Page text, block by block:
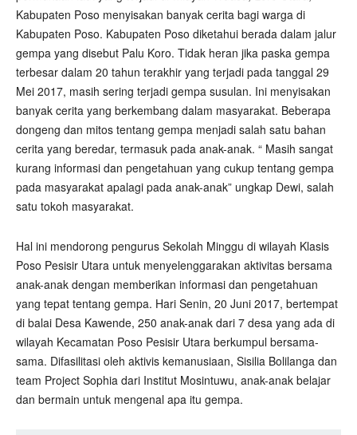
Kabupaten Poso menyisakan banyak cerita bagi warga di
Kabupaten Poso. Kabupaten Poso diketahui berada dalam jalur
gempa yang disebut Palu Koro. Tidak heran jika paska gempa
terbesar dalam 20 tahun terakhir yang terjadi pada tanggal 29
Mei 2017, masih sering terjadi gempa susulan. Ini menyisakan
banyak cerita yang berkembang dalam masyarakat. Beberapa
dongeng dan mitos tentang gempa menjadi salah satu bahan
cerita yang beredar, termasuk pada anak-anak. “ Masih sangat
kurang informasi dan pengetahuan yang cukup tentang gempa
pada masyarakat apalagi pada anak-anak” ungkap Dewi, salah
satu tokoh masyarakat.
Hal ini mendorong pengurus Sekolah Minggu di wilayah Klasis
Poso Pesisir Utara untuk menyelenggarakan aktivitas bersama
anak-anak dengan memberikan informasi dan pengetahuan
yang tepat tentang gempa. Hari Senin, 20 Juni 2017, bertempat
di balai Desa Kawende, 250 anak-anak dari 7 desa yang ada di
wilayah Kecamatan Poso Pesisir Utara berkumpul bersama-
sama. Difasilitasi oleh aktivis kemanusiaan, Sisilia Bolilanga dan
team Project Sophia dari Institut Mosintuwu, anak-anak belajar
dan bermain untuk mengenal apa itu gempa.